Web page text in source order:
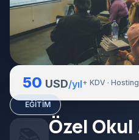
50 USD/yıl+ KDV ·
EĞITIM
Özel